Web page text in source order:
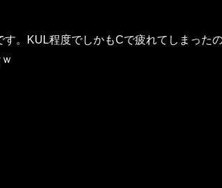
。KUL程度でしかもCで疲れてしまった